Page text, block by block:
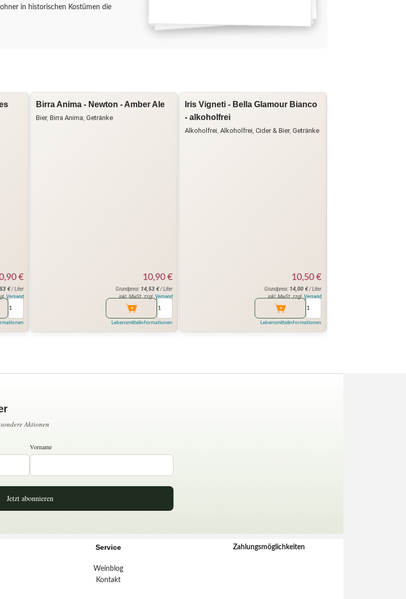
in historischen Kostümen die
€
€/ Liter
Versand
Birra Anima - Newton - Amber Ale
Bier, Birra Anima Getränke
10,90 €
Grundpreis: 14,53 €/ Liter
inkl. MwSt. zzgl. Versand
Lebensmittelinformationen
Iris Vigneti - Bella Glamour Bianco
- alkoholfrei
Alkoholfrei Alkoholfrei, Cider & Bier, Getränke
10,50 €
Grundpreis: 14,00 €/ Liter
inkl. MwSt. zzgl. Versand
Lebensmittelinformationen
Aktionen
Vorname
Jetzt abonnieren
Service
Weinblog
Kontakt
Zahlungsmöglichkeiten